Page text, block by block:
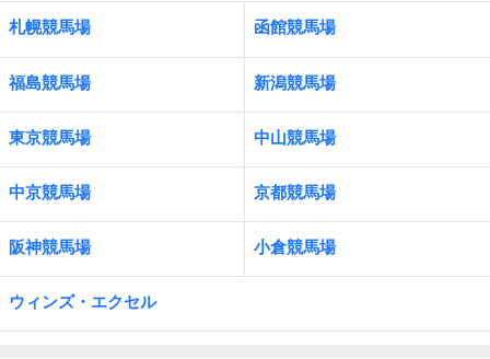
札幌競馬場 函館競馬場
福島競馬場 新潟競馬場
東京競馬場 中山競馬場
中京競馬場 京都競馬場
阪神競馬場 小倉競馬場
ウィンズ・エクセル